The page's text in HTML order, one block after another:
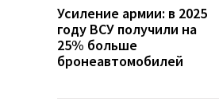
Усиление армии: в 2025
году ВСУ получили на
25% больше
бронеавтомобилей